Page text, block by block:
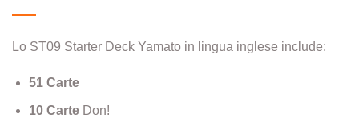
Lo ST09 Starter Deck Yamato in lingua inglese include:
51 Carte
10 CarteDon!